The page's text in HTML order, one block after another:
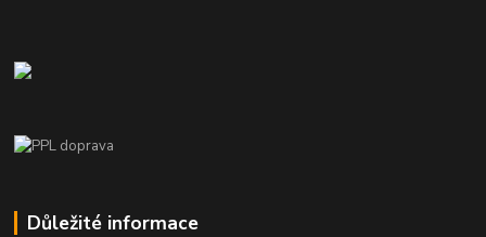
Důležité informace